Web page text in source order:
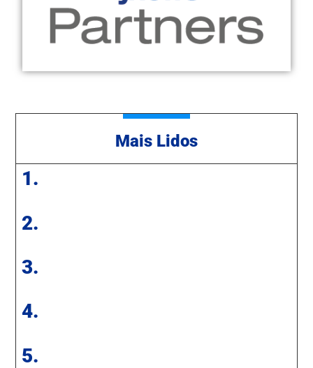
Mais Lidos
1.
2.
3.
4.
5.